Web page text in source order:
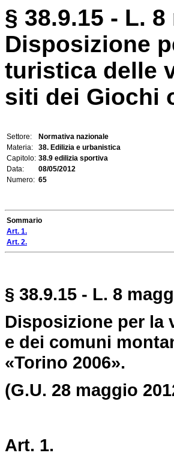
§ 38.9.15 - L.
Disposizione
turistica delle
siti dei Giochi
Settore:
Normativa nazionale
Materia:
38. Edilizia e urbanistica
Capitolo: 38.9 edilizia sportiva
Data:
08/05/2012
Numero: 65
Sommario
Art. 1.
Art. 2.
§ 38.9.15 - L. 8
Disposizione per la
e dei comuni
«Torino 2006».
(G.U. 28 maggio
Art. 1.